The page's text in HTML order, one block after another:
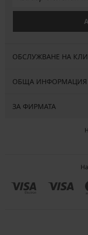
ОБСЛУЖВАНЕ НА
ОБЩА ИНФОРМАЦИЯ
ЗА ФИРМАТА